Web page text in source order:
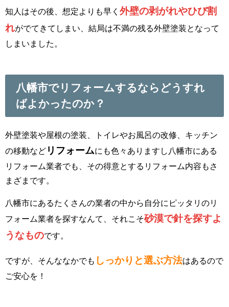
知人はその後、想定よりも早く 外壁の剥がれやひび割
れがでてきてしまい、結局は不満の残る外壁塗装となって
しまいました。
八幡市でリフォームするならどうすれ
ばよかったのか？
外壁塗装や屋根の塗装、トイレやお風呂の改修、キッチン
の移動など リフォームにも色々ありますし八幡市にある
リフォーム業者でも、その得意とするリフォーム内容もさ
まざまです。
八幡市にあるたくさんの業者の中から自分にピッタリのリ
フォーム業者を探すなんて、それこそ砂漠で針を探すよ
うなものです。
ですが、そんななかでも しっかりと選ぶ方法はあるので
ご安心を！